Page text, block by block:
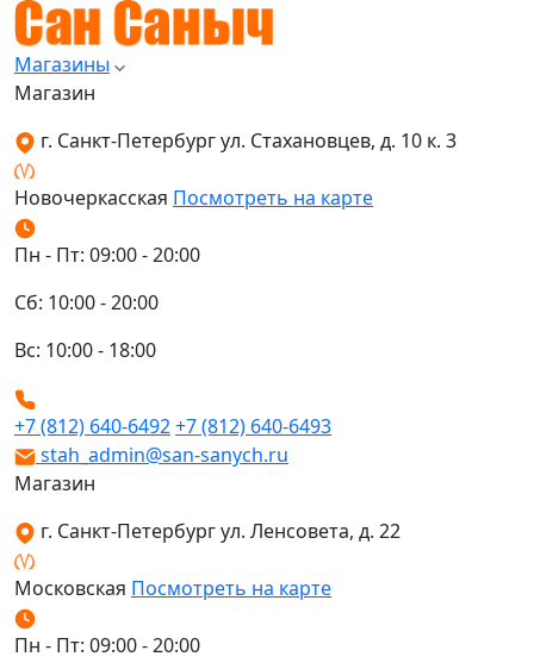
Магазины
Магазин
г. Санкт-Петербург ул. Стахановцев, д. 10 к. 3
Новочеркасская Посмотреть на карте
Пн - Пт: 09:00 - 20:00
Сб: 10:00 - 20:00
Вс: 10:00 - 18:00
+7 (812) 640-6492+7 (812) 640-6493
stah_admin@san-sanych.ru
Магазин
г. Санкт-Петербург ул. Ленсовета, д. 22
Московская Посмотреть на карте
Пн - Пт: 09:00 - 20:00